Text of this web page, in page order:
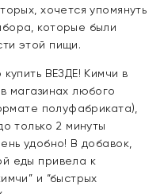
хочется упомянуть
которые были
этой пищи.
ВЕЗДЕ! Кимчи в
магазинах любого
полуфабриката),
только 2 минуты
удобно! В добавок,
еды привела к
и “быстрых